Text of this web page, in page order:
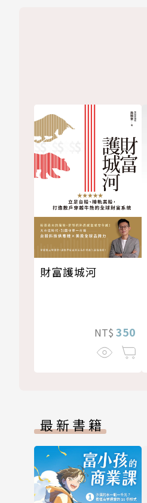
財富護城河
NT$ 350
最新書籍